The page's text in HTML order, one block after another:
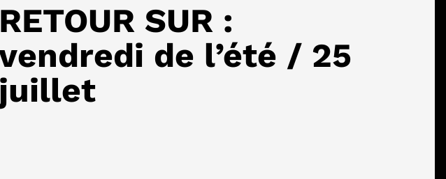
RETOUR SUR :
de l’été / 25
juillet